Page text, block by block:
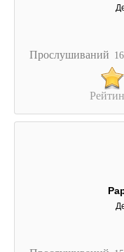
Прослушиваний